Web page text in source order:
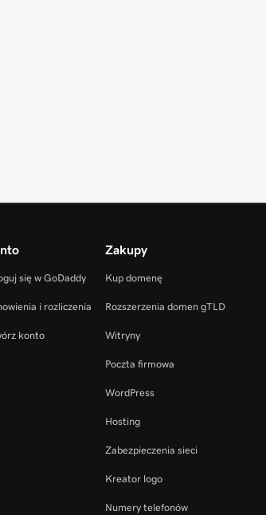
się w GoDaddy
i rozliczenia
konto
Zakupy
Kup domenę
Rozszerzenia domen gTLD
Witryny
Poczta firmowa
WordPress
Hosting
Zabezpieczenia sieci
Kreator logo
Numery telefonów